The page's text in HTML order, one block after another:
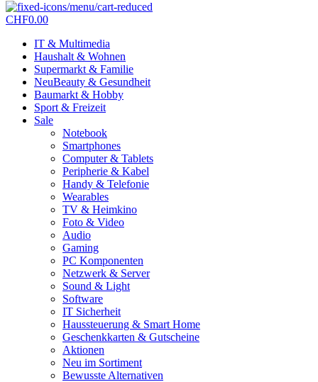
CHF0.00
IT & Multimedia
Haushalt & Wohnen
Supermarkt & Familie
NeuBeauty & Gesundheit
Baumarkt & Hobby
Sport & Freizeit
Sale
Notebook
Smartphones
Computer & Tablets
Peripherie & Kabel
Handy & Telefonie
Wearables
TV & Heimkino
Foto & Video
Audio
Gaming
PC Komponenten
Netzwerk & Server
Sound & Light
Software
IT Sicherheit
Haussteuerung & Smart Home
Geschenkkarten & Gutscheine
Aktionen
Neu im Sortiment
Bewusste Alternativen